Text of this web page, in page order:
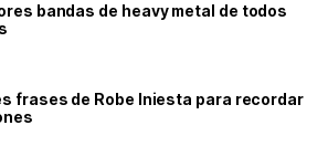
bandas de heavy metal de todos
frases de Robe Iniesta para recordar